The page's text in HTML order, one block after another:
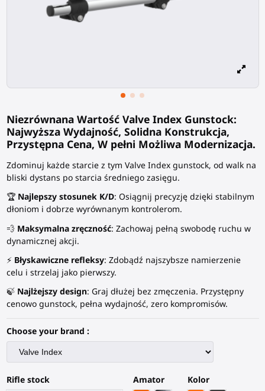
Niezrównana Wartość Valve Index Gunstock:
Najwyższa Wydajność, Solidna Konstrukcja,
Przystępna Cena, W pełni Możliwa Modernizacja.
Zdominuj każde starcie z tym Valve Index gunstock, od walk na
bliski dystans po starcia średniego zasięgu.
🏆 Najlepszy stosunek K/D: Osiągnij precyzję dzięki stabilnym
dłoniom i dobrze wyrównanym kontrolerom.
💨 Maksymalna zręczność: Zachowaj pełną swobodę ruchu w
dynamicznej akcji.
⚡ Błyskawiczne refleksy: Zdobądź najszybsze namierzenie
celu i strzelaj jako pierwszy.
🍃 Najlżejszy design: Graj dłużej bez zmęczenia. Przystępny
cenowo gunstock, pełna wydajność, zero kompromisów.
Choose your brand :
Rifle stock
Amator
Kolor